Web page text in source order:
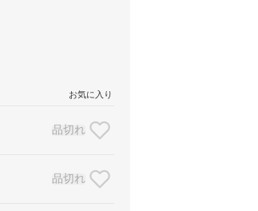
お気に入り
品切れ
品切れ